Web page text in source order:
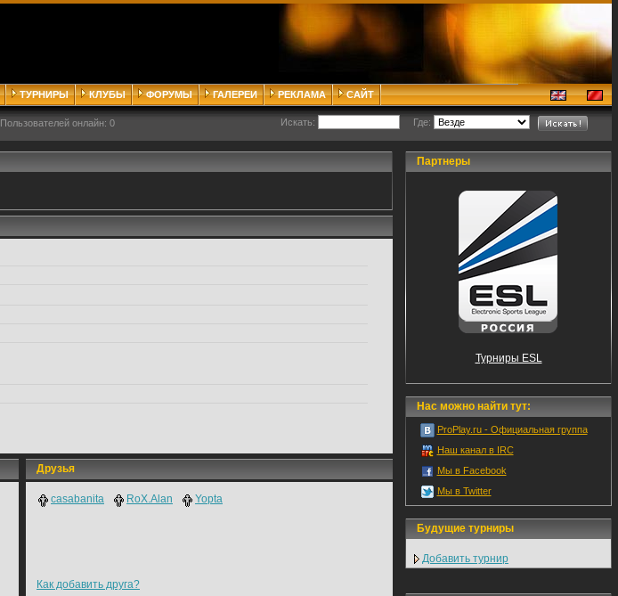
ТУРНИРЫ КЛУБЫ ФОРУМЫ ГАЛЕРЕИ РЕКЛАМА САЙТ
Пользователей онлайн: 0 Искать: Где:
Друзья
casabanita RoX.Alan Yopta
Как добавить друга?
Партнеры
Турниры ESL
Нас можно найти тут:
ProPlay.ru - Официальная группа
Наш канал в IRC
Мы в Facebook
Мы в Twitter
Будущие турниры
Добавить турнир